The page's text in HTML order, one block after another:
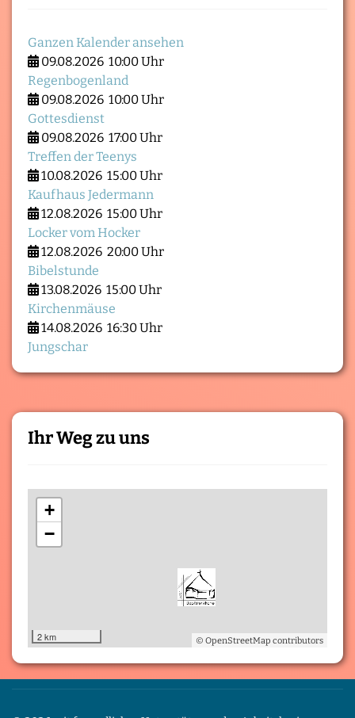
Ganzen Kalender ansehen
09.08.2026 10:00 Uhr
Regenbogenland
09.08.2026 10:00 Uhr
Gottesdienst
09.08.2026 17:00 Uhr
Treffen der Teenys
10.08.2026 15:00 Uhr
Kaufhaus Jedermann
12.08.2026 15:00 Uhr
Locker vom Hocker
12.08.2026 20:00 Uhr
Bibelstunde
13.08.2026 15:00 Uhr
Kirchenmäuse
14.08.2026 16:30 Uhr
Jungschar
Ihr Weg zu uns
+
−
2 km © OpenStreetMap contributors